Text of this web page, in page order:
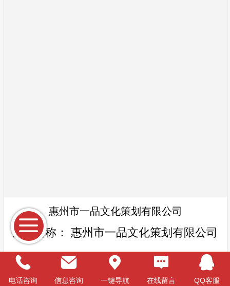
惠州市一品文化策划有限公司
公司名称： 惠州市一品文化策划有限公司
公司网址： http://www.ypcehua.com/
电话咨询 信息咨询 一键导航 在线留言 QQ客服